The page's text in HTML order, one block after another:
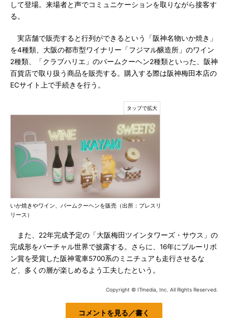
して登場。来場者と声でコミュニケーションを取りながら接客す
る。
実店舗で販売すると行列ができるという「阪神名物いか焼き」
を4種類、大阪の都市型ワイナリー「フジマル醸造所」のワイン
2種類、「クラブハリエ」のバームクーヘン2種類といった、阪神
百貨店で取り扱う商品を販売する。購入する際は阪神梅田本店の
ECサイト上で手続きを行う。
いか焼きやワイン、バームクーヘンを販売（出所：プレスリ
リース）
また、22年完成予定の「大阪梅田ツインタワーズ・サウス」の
完成形をバーチャル世界で披露する。さらに、16年にブルーリボ
ン賞を受賞した阪神電車5700系のミニチュアも走行させるな
ど、多くの層が楽しめるよう工夫したという。
Copyright © ITmedia, Inc. All Rights Reserved.
コメントを見る／書く